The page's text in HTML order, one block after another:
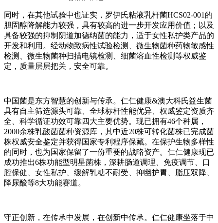
同时，在其他试验中也证实，罗伊氏粘液乳杆菌HCS02-001的
胆固醇降解能力较强，具有较高的进一步开发应用价值；以及
具备较强的抑制阴道加德纳菌的能力，适于女性私护类产品的
开发和利用。经动物致病性试验检测、微生物菌种药物敏感性
检测、微生物菌种扫描电镜检测、细菌溶血性检测等权威鉴
定，质量层层把关，安全可靠。
中国菌是东方智慧的创新与传承。仁仁健康&澳大科氏益生菌
具有自主筛选源头可靠、全球标杆性能优异、权威鉴定资质齐
全、科学循证功效可靠四大主要优势。现已拥有46个种属，
2000余株乳酸菌菌种资源库，其中近20株可转化菌株已完成菌
株权威安全鉴定并获得国家专利程序保藏。在保护生物多样性
的同时，也为国家保留了一份重要的战略资产。仁仁健康现已
成功推出6株功能型明星菌株，深耕肠道调理、免疫调节、口
腔保健、女性私护、缓解乳糖不耐受、抑幽护胃、脂压双降、
降尿酸等8大功能赛道。
守正创新，在传承中发展，在创新中传承。仁仁健康坐落于中